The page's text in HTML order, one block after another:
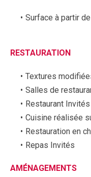
Surface à partir
RESTAURATION
Textures
Salles de
Restaurant Invités
Cuisine réalisée
Restauration en
Repas Invités
AMÉNAGEMENTS